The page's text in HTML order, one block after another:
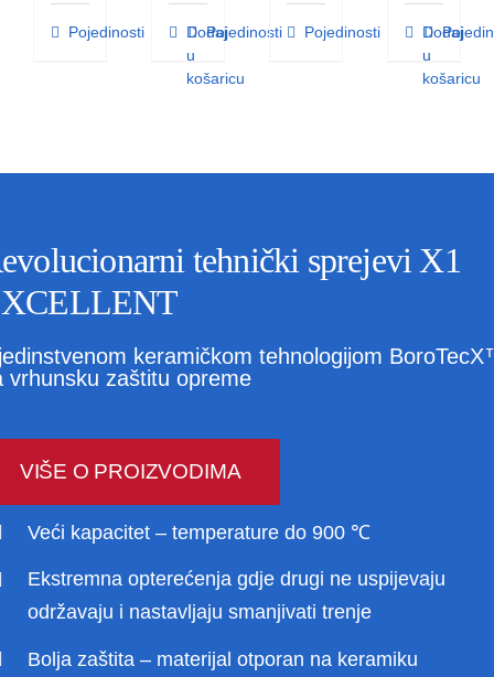
Pojedinosti
Dodaj
u
košaricu
Pojedinosti Pojedinosti
Dodaj
u
košaricu
tehnički sprejevi X1
keramičkom tehnologijom
vrhunsku zaštitu opreme
VIŠE O PROIZVODIMA
Veći kapacitet – temperature do 900 ℃
Ekstremna opterećenja gdje drugi ne uspijevaju
održavaju i nastavljaju smanjivati ​​trenje
Bolja zaštita – materijal otporan na keramiku